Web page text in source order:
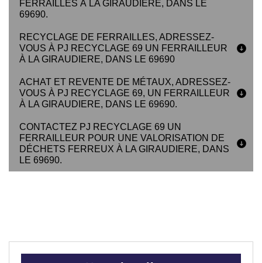
FERRAILLES À LA GIRAUDIERE, DANS LE
69690.
RECYCLAGE DE FERRAILLES, ADRESSEZ-
VOUS À PJ RECYCLAGE 69 UN FERRAILLEUR
À LA GIRAUDIERE, DANS LE 69690
ACHAT ET REVENTE DE MÉTAUX, ADRESSEZ-
VOUS À PJ RECYCLAGE 69, UN FERRAILLEUR
À LA GIRAUDIERE, DANS LE 69690.
CONTACTEZ PJ RECYCLAGE 69 UN
FERRAILLEUR POUR UNE VALORISATION DE
DÉCHETS FERREUX À LA GIRAUDIERE, DANS
LE 69690.